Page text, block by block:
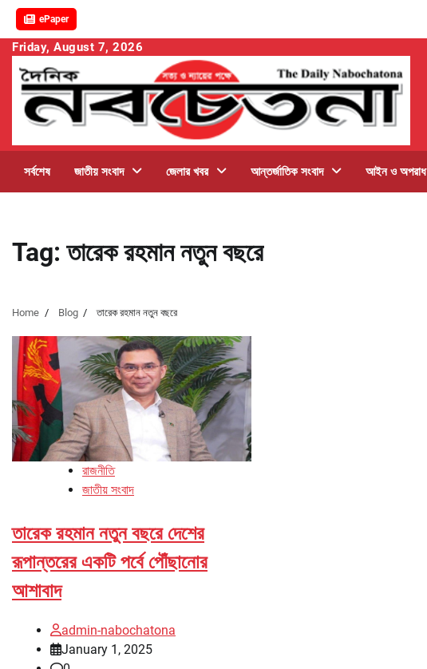
ePaper
Skip
content
Friday, August 7, 2026
সর্বশেষ জাতীয় সংবাদ জেলার খবর আন্তর্জাতিক সংবাদ আইন ও অপরাধ
Tag:তারেক রহমান নতুন বছরে
Home Blog তারেক রহমান নতুন বছরে
রাজনীতি
জাতীয় সংবাদ
তারেক রহমান নতুন বছরে দেশের
রূপান্তরের একটি পর্বে পৌঁছানোর
আশাবাদ
admin-nabochatona
January 1, 2025